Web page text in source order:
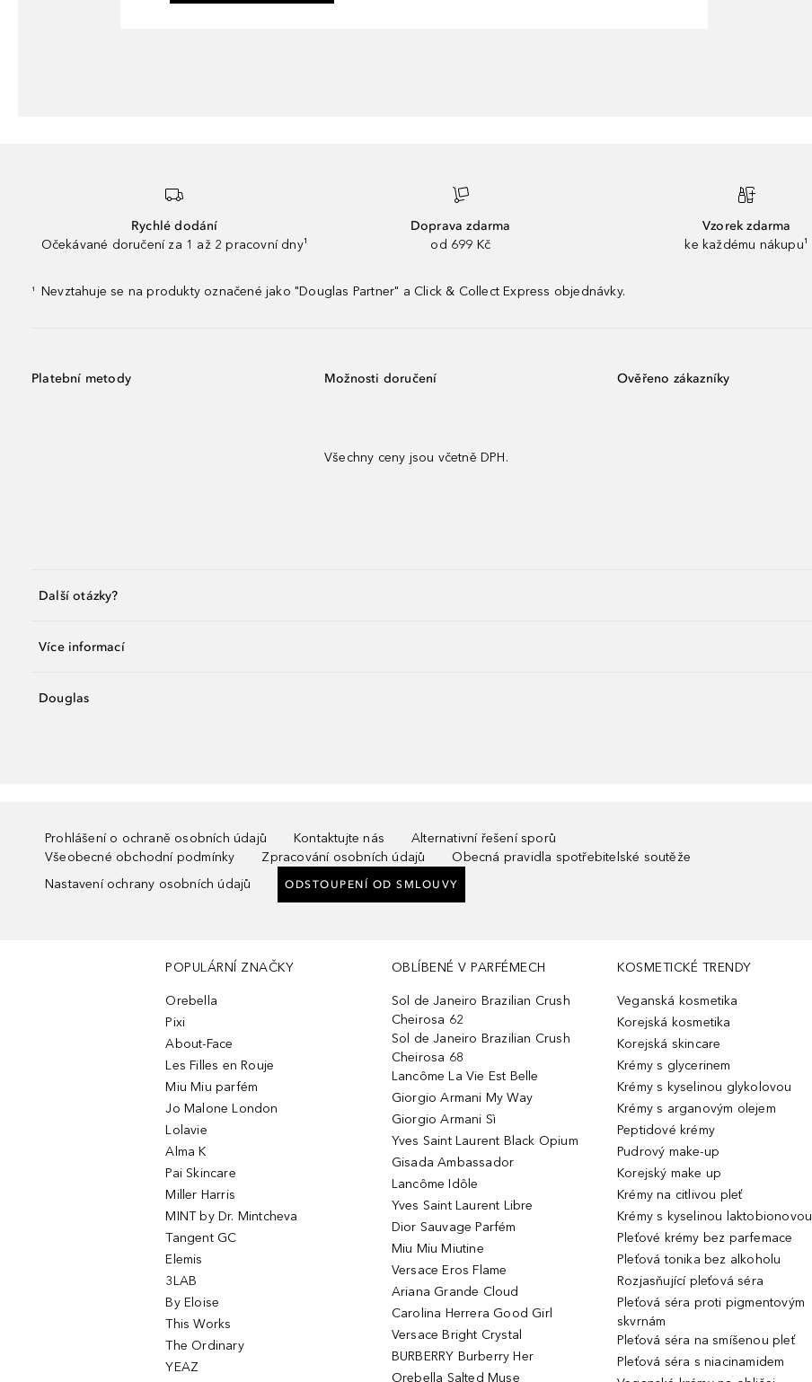
Rychlé dodání
Očekávané doručení za 1 až 2 pracovní dny¹
Doprava zdarma
od 699 Kč
Vzorek zdarma
ke každému nákupu¹
¹ Nevztahuje se na produkty označené jako "Douglas Partner" a Click & Collect Express objednávky.
Platební metody Možnosti doručení
Všechny ceny jsou včetně DPH.
Ověřeno zákazníky
Další otázky?
Více informací
Douglas
Prohlášení o ochraně osobních údajů Kontaktujte nás
Alternativní řešení sporů
Všeobecné obchodní podmínky
Zpracování osobních údajů
Obecná pravidla spotřebitelské soutěže
Nastavení ochrany osobních údajů
ODSTOUPENÍ OD SMLOUVY
POPULÁRNÍ ZNAČKY
Orebella
Pixi
About-Face
Les Filles en Rouje
Miu Miu parfém
Jo Malone London
Lolavie
Alma K
Pai Skincare
Miller Harris
MINT by Dr. Mintcheva
Tangent GC
Elemis
3LAB
By Eloise
This Works
The Ordinary
YEAZ
OBLÍBENÉ V PARFÉMECH
Sol de Janeiro Brazilian Crush
Cheirosa 62
Sol de Janeiro Brazilian Crush
Cheirosa 68
Lancôme La Vie Est Belle
Giorgio Armani My Way
Giorgio Armani Sì
Yves Saint Laurent Black Opium
Gisada Ambassador
Lancôme Idôle
Yves Saint Laurent Libre
Dior Sauvage Parfém
Miu Miu Miutine
Versace Eros Flame
Ariana Grande Cloud
Carolina Herrera Good Girl
Versace Bright Crystal
BURBERRY Burberry Her
Orebella Salted Muse
KOSMETICKÉ TRENDY
Veganská kosmetika
Korejská kosmetika
Korejská skincare
Krémy s glycerinem
Krémy s kyselinou glykolovou
Krémy s arganovým olejem
Peptidové krémy
Pudrový make-up
Korejský make up
Krémy na citlivou pleť
Krémy s kyselinou laktobionovou
Pleťové krémy bez parfemace
Pleťová tonika bez alkoholu
Rozjasňující pleťová séra
Pleťová séra proti pigmentovým
skvrnám
Pleťová séra na smíšenou pleť
Pleťová séra s niacinamidem